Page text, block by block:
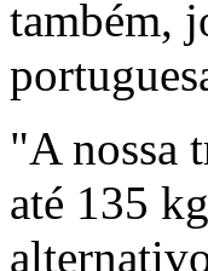
também,
"A nossa
até 135